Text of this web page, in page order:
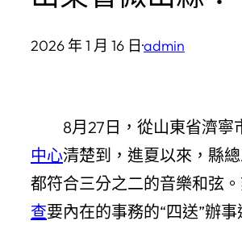
2026 年 1 月 16 日·admin
8月27日，從山東省濟
中心清楚到，進夏以來，縣
都符合三分之二的音樂和弦
查要內在的事務的“四送”辦